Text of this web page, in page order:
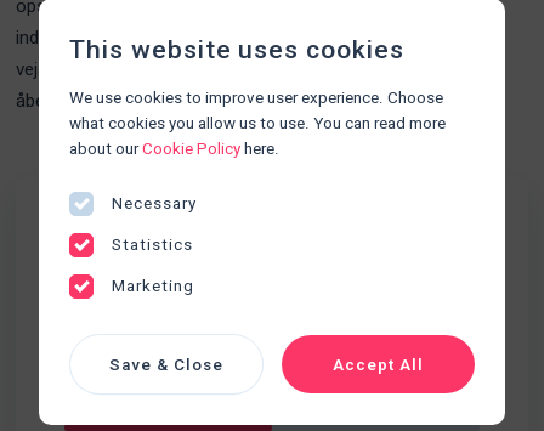
opstår smerter i nyren eller hvis skyllevandet løber ud via
indstiksstedet. Du lærer også om vigtigheden af, at dreje 3-
vejshanen på plads efter skylning for at sikre, at nedløbet er
åbent til kateterposen.
Fakta
Kategori
Sværhedsgrad Begynder
This website uses cookies
We use cookies to improve user experience. Choose
what cookies you allow us to use. You can read more
about ourCookie Policy here.
Necessary
Statistics
Marketing
Save & Close Accept All